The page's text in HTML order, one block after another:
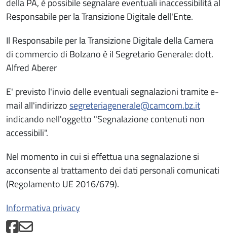
Responsabile per la Transizione Digitale dell'Ente.
Il Responsabile per la Transizione Digitale della Camera
di commercio di Bolzano è il Segretario Generale: dott.
Alfred Aberer
E' previsto l'invio delle eventuali segnalazioni tramite e-
mail all'indirizzosegreteriagenerale@camcom.bz.it
indicando nell'oggetto "Segnalazione contenuti non
accessibili".
Nel momento in cui si effettua una segnalazione si
acconsente al trattamento dei dati personali comunicati
(Regolamento UE 2016/679).
Informativa privacy